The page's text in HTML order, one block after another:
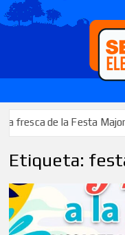
de la Festa Major
Etiqueta: